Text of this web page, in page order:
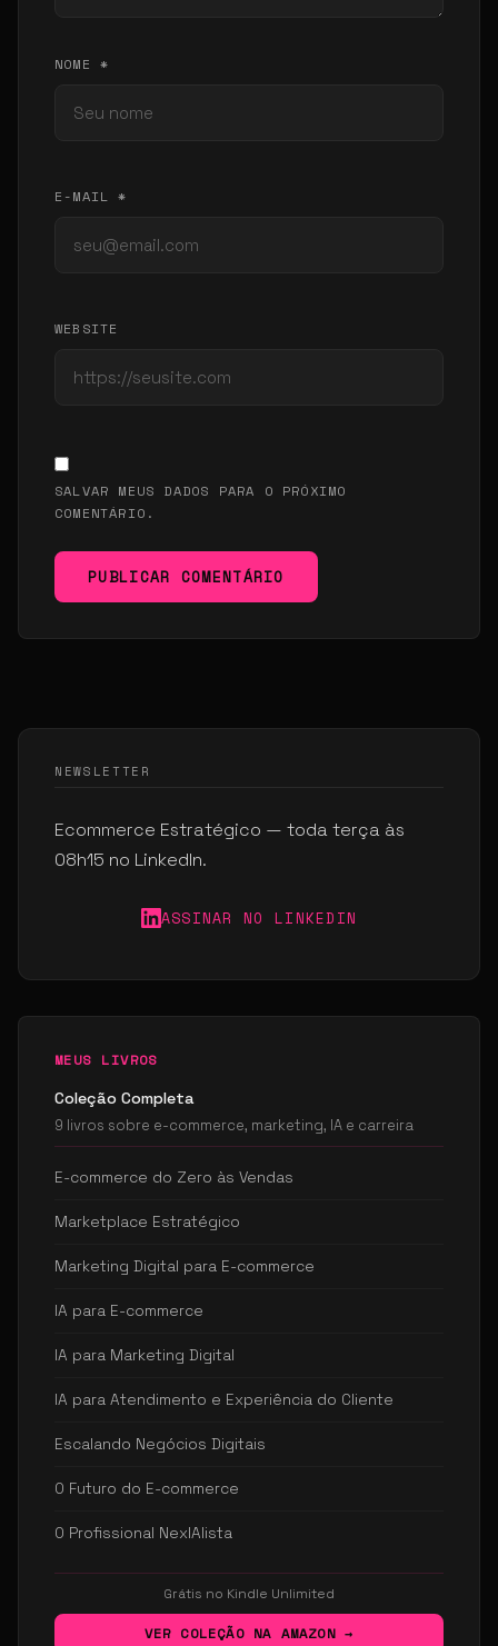
NOME *
E-MAIL *
WEBSITE
SALVAR MEUS DADOS PARA O PRÓXIMO
COMENTÁRIO.
PUBLICAR COMENTÁRIO
NEWSLETTER
Ecommerce Estratégico — toda terça às
08h15 no LinkedIn.
ASSINAR NO LINKEDIN
MEUS LIVROS
Coleção Completa
9 livros sobre e-commerce, marketing, IA e carreira
E-commerce do Zero às Vendas
Marketplace Estratégico
Marketing Digital para E-commerce
IA para E-commerce
IA para Marketing Digital
IA para Atendimento e Experiência do Cliente
Escalando Negócios Digitais
O Futuro do E-commerce
O Profissional NexIAlista
Grátis no Kindle Unlimited
VER COLEÇÃO NA AMAZON →